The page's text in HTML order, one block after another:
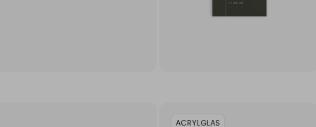
ACRYLGLAS